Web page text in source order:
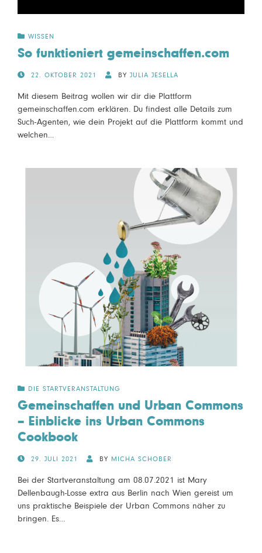
WISSEN
So funktioniert gemeinschaffen.com
POSTED22. OKTOBER 2021 BY JULIA JESELLA
Mit diesem Beitrag wollen wir dir die Plattform
gemeinschaffen.com erklären. Du findest alle Details zum
Such-Agenten, wie dein Projekt auf die Plattform kommt und
welchen…
DIE STARTVERANSTALTUNG
Gemeinschaffen und Urban Commons
– Einblicke ins Urban Commons
Cookbook
POSTED29. JULI 2021 BY MICHA SCHOBER
Bei der Startveranstaltung am 08.07.2021 ist Mary
Dellenbaugh-Losse extra aus Berlin nach Wien gereist um
uns praktische Beispiele der Urban Commons näher zu
bringen. Es…